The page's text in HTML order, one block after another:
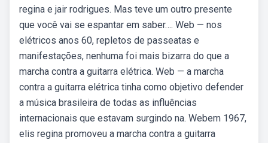
regina e jair rodrigues. Mas teve um outro presente
que você vai se espantar em saber…. Web — nos
elétricos anos 60, repletos de passeatas e
manifestações, nenhuma foi mais bizarra do que a
marcha contra a guitarra elétrica. Web — a marcha
contra a guitarra elétrica tinha como objetivo defender
a música brasileira de todas as influências
internacionais que estavam surgindo na. Webem 1967,
elis regina promoveu a marcha contra a guitarra